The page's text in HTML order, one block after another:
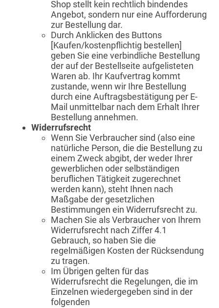
Shop stellt kein rechtlich bindendes
Angebot, sondern nur eine Aufforderung
zur Bestellung dar.
Durch Anklicken des Buttons
[Kaufen/kostenpflichtig bestellen]
geben Sie eine verbindliche Bestellung
der auf der Bestellseite aufgelisteten
Waren ab. Ihr Kaufvertrag kommt
zustande, wenn wir Ihre Bestellung
durch eine Auftragsbestätigung per E-
Mail unmittelbar nach dem Erhalt Ihrer
Bestellung annehmen.
Widerrufsrecht
Wenn Sie Verbraucher sind (also eine
natürliche Person, die die Bestellung zu
einem Zweck abgibt, der weder Ihrer
gewerblichen oder selbständigen
beruflichen Tätigkeit zugerechnet
werden kann), steht Ihnen nach
Maßgabe der gesetzlichen
Bestimmungen ein Widerrufsrecht zu.
Machen Sie als Verbraucher von Ihrem
Widerrufsrecht nach Ziffer 4.1
Gebrauch, so haben Sie die
regelmäßigen Kosten der Rücksendung
zu tragen.
Im Übrigen gelten für das
Widerrufsrecht die Regelungen, die im
Einzelnen wiedergegeben sind in der
folgenden